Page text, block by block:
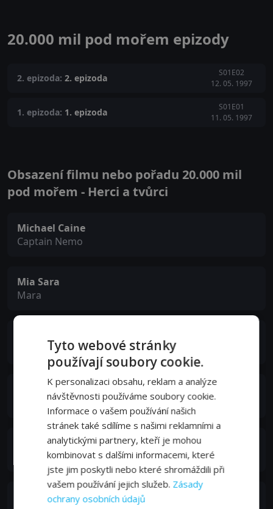
20.000 mil pod mořem epizody
2. epizoda: 2. epizoda
S01E02
12. 05. 1997
1. epizoda: 1. epizoda
S01E01
11. 05. 1997
Obsazení filmu nebo pořadu 20.000 mil
pod mořem - Herci a tvůrci
Michael Caine
Captain Nemo
Mia Sara
Mara
Ned Land
John Bach
Thierry Arronax
Nicholas Hammond
Peter McCauley
Tyto webové stránky
používají soubory cookie.
K personalizaci obsahu, reklam a analýze
návštěvnosti používáme soubory cookie.
Informace o vašem používání našich
stránek také sdílíme s našimi reklamními a
analytickými partnery, kteří je mohou
kombinovat s dalšími informacemi, které
jste jim poskytli nebo které shromáždili při
vašem používání jejich služeb. Zásady
ochrany osobních údajů